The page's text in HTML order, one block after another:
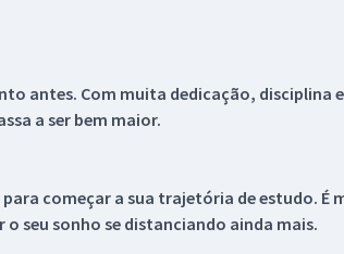
antes. Com muita dedicação, disciplina
a ser bem maior.
começar a sua trajetória de estudo.
seu sonho se distanciando ainda mais.